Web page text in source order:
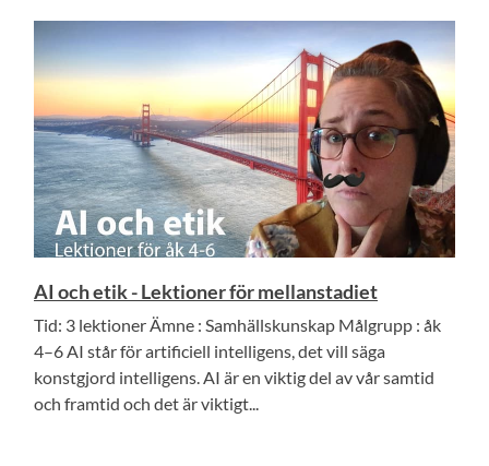
AI och etik - Lektioner för mellanstadiet
Tid: 3 lektioner Ämne : Samhällskunskap Målgrupp : åk
4–6 AI står för artificiell intelligens, det vill säga
konstgjord intelligens. AI är en viktig del av vår samtid
och framtid och det är viktigt...